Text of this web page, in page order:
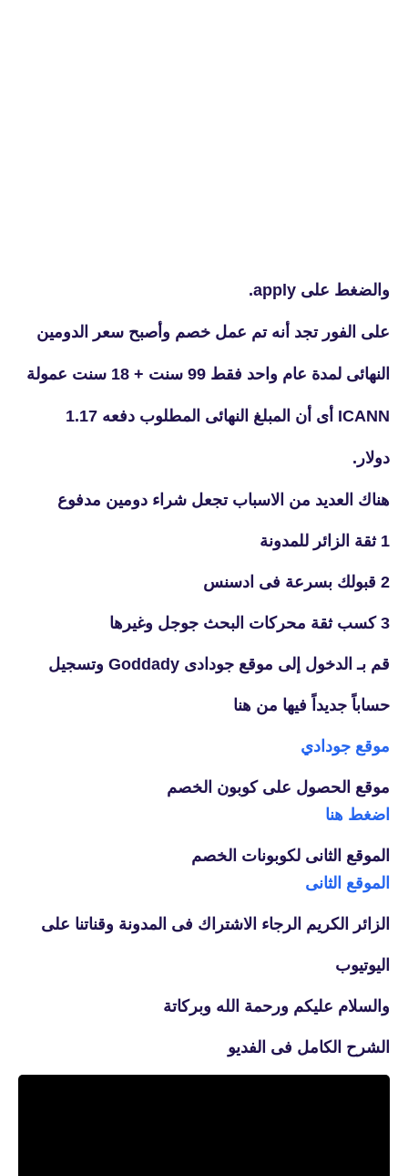
والضغط على apply.
على الفور تجد أنه تم عمل خصم وأصبح سعر الدومين
النهائى لمدة عام واحد فقط 99 سنت + 18 سنت عمولة
ICANN أى أن المبلغ النهائى المطلوب دفعه 1.17
دولار.
هناك العديد من الاسباب تجعل شراء دومين مدفوع
1 ثقة الزائر للمدونة
2 قبولك بسرعة فى ادسنس
3 كسب ثقة محركات البحث جوجل وغيرها
قم بـ الدخول إلى موقع جودادى Goddady وتسجيل
حساباً جديداً فيها من هنا
موقع جودادي
موقع الحصول على كوبون الخصم
اضغط هنا
الموقع الثانى لكوبونات الخصم
الموقع الثانى
الزائر الكريم الرجاء الاشتراك فى المدونة وقناتنا على
اليوتيوب
والسلام عليكم ورحمة الله وبركاتة
الشرح الكامل فى الفديو